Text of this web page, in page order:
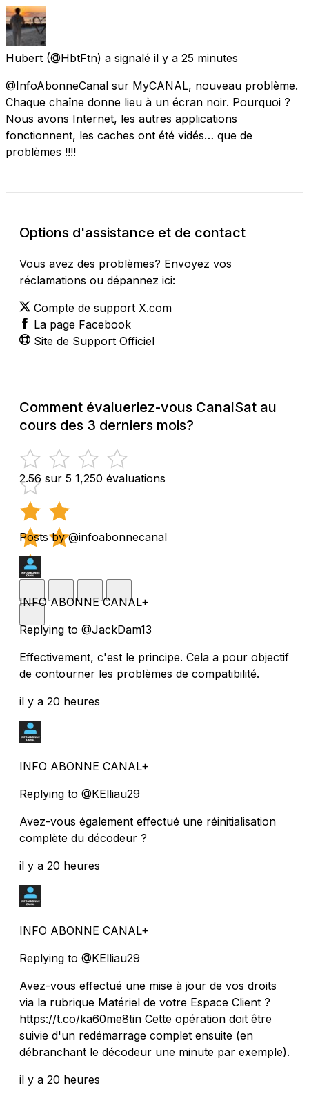
Hubert (@HbtFtn) a signalé il y a 25 minutes
@InfoAbonneCanal sur MyCANAL, nouveau problème.
Chaque chaîne donne lieu à un écran noir. Pourquoi ?
Nous avons Internet, les autres applications
fonctionnent, les caches ont été vidés… que de
problèmes !!!!
Options d'assistance et de contact
Vous avez des problèmes? Envoyez vos
réclamations ou dépannez ici:
Compte de support X.com
La page Facebook
Site de Support Officiel
Comment évalueriez-vous CanalSat au
cours des 3 derniers mois?
2.56 sur 5 1,250 évaluations
Posts by @infoabonnecanal
INFO ABONNE CANAL+
Replying to @JackDam13
Effectivement, c'est le principe. Cela a pour objectif
de contourner les problèmes de compatibilité.
il y a 20 heures
INFO ABONNE CANAL+
Replying to @KElliau29
Avez-vous également effectué une réinitialisation
complète du décodeur ?
il y a 20 heures
INFO ABONNE CANAL+
Replying to @KElliau29
Avez-vous effectué une mise à jour de vos droits
via la rubrique Matériel de votre Espace Client ?
https://t.co/ka60me8tin Cette opération doit être
suivie d'un redémarrage complet ensuite (en
débranchant le décodeur une minute par exemple).
il y a 20 heures